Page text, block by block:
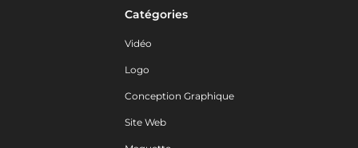
Catégories
Vidéo
Logo
Conception Graphique
Site Web